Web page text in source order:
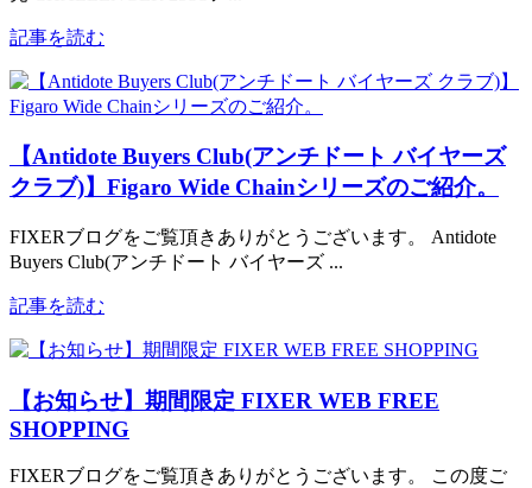
記事を読む
【Antidote Buyers Club(アンチドート バイヤーズ
クラブ)】Figaro Wide Chainシリーズのご紹介。
FIXERブログをご覧頂きありがとうございます。 Antidote
Buyers Club(アンチドート バイヤーズ ...
記事を読む
【お知らせ】期間限定 FIXER WEB FREE
SHOPPING
FIXERブログをご覧頂きありがとうございます。 この度ご